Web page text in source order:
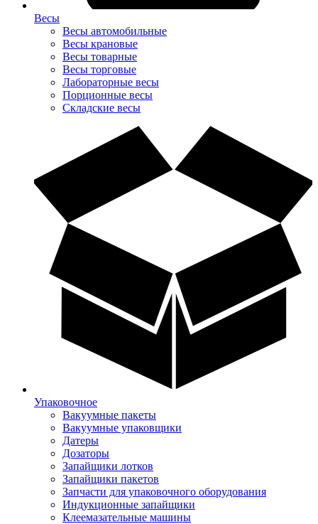
Весы
Весы автомобильные
Весы крановые
Весы товарные
Весы торговые
Лабораторные весы
Порционные весы
Складские весы
Упаковочное
Вакуумные пакеты
Вакуумные упаковщики
Датеры
Дозаторы
Запайщики лотков
Запайщики пакетов
Запчасти для упаковочного оборудования
Индукционные запайщики
Клеемазательные машины